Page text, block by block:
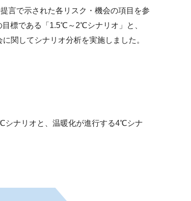
言で示された各リスク・機会の項目を参
標である「1.5℃～2℃シナリオ」と、
関してシナリオ分析を実施しました。
シナリオと、温暖化が進行する4℃シナ